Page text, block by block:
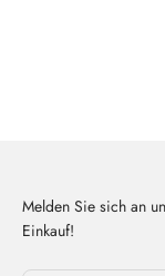
Melden Sie sich an
Einkauf!